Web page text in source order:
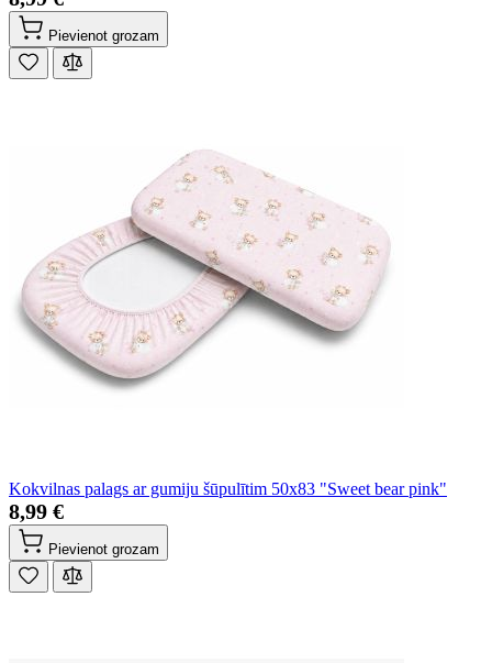
Pievienot grozam
Kokvilnas palags ar gumiju šūpulītim 50x83 "Sweet bear pink"
8,99 €
Pievienot grozam